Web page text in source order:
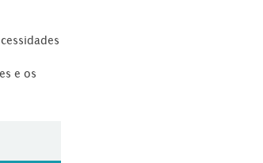
e os